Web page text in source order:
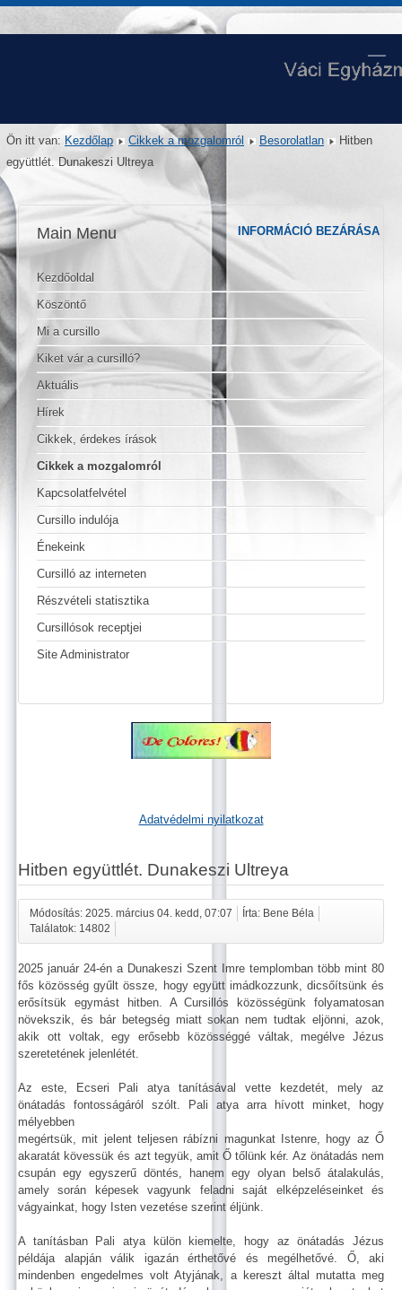
Ön itt van: Kezdőlap Cikkek a mozgalomról Besorolatlan
Hitben
együttlét. Dunakeszi Ultreya
Main Menu
Kezdőoldal
Köszöntő
Mi a cursillo
Kiket vár a cursilló?
Aktuális
Hírek
Cikkek, érdekes írások
Cikkek a mozgalomról
Kapcsolatfelvétel
Cursillo indulója
Énekeink
Cursilló az interneten
Részvételi statisztika
Cursillósok receptjei
Site Administrator
Adatvédelmi nyilatkozat
Hitben együttlét. Dunakeszi Ultreya
Módosítás: 2025. március 04. kedd, 07:07
Írta: Bene Béla
Találatok: 14802
2025 január 24-én a Dunakeszi Szent Imre templomban több mint 80
fős közösség gyűlt össze, hogy együtt imádkozzunk, dicsőítsünk és
erősítsük egymást hitben. A Cursillós közösségünk folyamatosan
növekszik, és bár betegség miatt sokan nem tudtak eljönni, azok,
akik ott voltak, egy erősebb közösséggé váltak, megélve Jézus
szeretetének jelenlétét.
Az este, Ecseri Pali atya tanításával vette kezdetét, mely az
önátadás fontosságáról szólt. Pali atya arra hívott minket, hogy
mélyebben
megértsük, mit jelent teljesen rábízni magunkat Istenre, hogy az Ő
akaratát kövessük és azt tegyük, amit Ő tőlünk kér. Az önátadás nem
csupán egy egyszerű döntés, hanem egy olyan belső átalakulás,
amely során képesek vagyunk feladni saját elképzeléseinket és
vágyainkat, hogy Isten vezetése szerint éljünk.
A tanításban Pali atya külön kiemelte, hogy az önátadás Jézus
példája alapján válik igazán érthetővé és megélhetővé. Ő, aki
mindenben engedelmes volt Atyjának, a kereszt által mutatta meg
INFORMÁCIÓ BEZÁRÁSA